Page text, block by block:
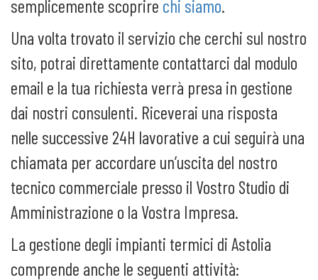
semplicemente scoprire chi siamo.
Una volta trovato il servizio che cerchi sul nostro
sito, potrai direttamente contattarci dal modulo
email e la tua richiesta verrà presa in gestione
dai nostri consulenti. Riceverai una risposta
nelle successive 24H lavorative a cui seguirà una
chiamata per accordare un’uscita del nostro
tecnico commerciale presso il Vostro Studio di
Amministrazione o la Vostra Impresa.
La gestione degli impianti termici di Astolia
comprende anche le seguenti attività: